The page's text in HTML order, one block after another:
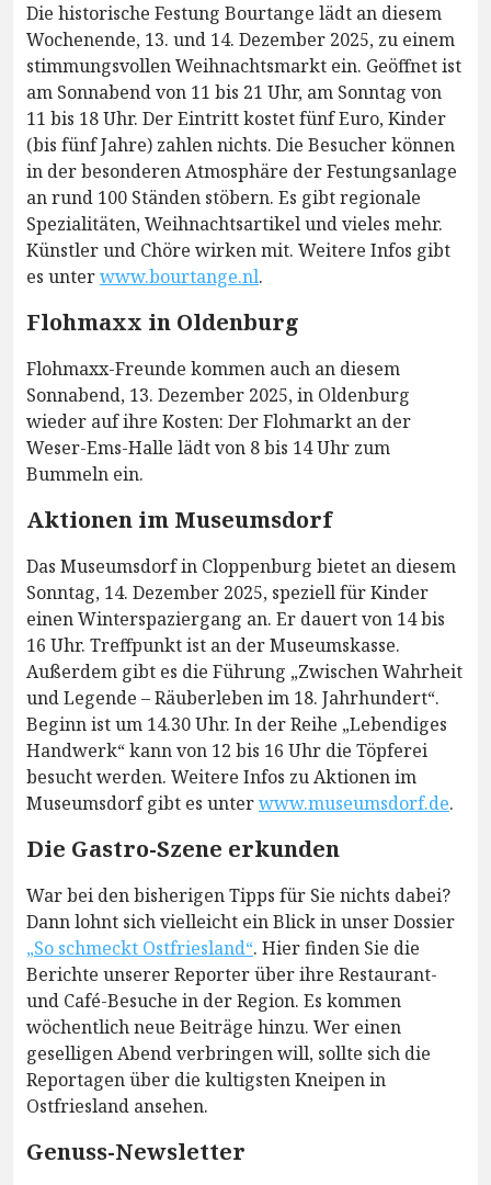
Die historische Festung Bourtange lädt an diesem
Wochenende, 13. und 14. Dezember 2025, zu einem
stimmungsvollen Weihnachtsmarkt ein. Geöffnet ist
am Sonnabend von 11 bis 21 Uhr, am Sonntag von
11 bis 18 Uhr. Der Eintritt kostet fünf Euro, Kinder
(bis fünf Jahre) zahlen nichts. Die Besucher können
in der besonderen Atmosphäre der Festungsanlage
an rund 100 Ständen stöbern. Es gibt regionale
Spezialitäten, Weihnachtsartikel und vieles mehr.
Künstler und Chöre wirken mit. Weitere Infos gibt
es unterwww.bourtange.nl.
Flohmaxx in Oldenburg
Flohmaxx-Freunde kommen auch an diesem
Sonnabend, 13. Dezember 2025, in Oldenburg
wieder auf ihre Kosten: Der Flohmarkt an der
Weser-Ems-Halle lädt von 8 bis 14 Uhr zum
Bummeln ein.
Aktionen im Museumsdorf
Das Museumsdorf in Cloppenburg bietet an diesem
Sonntag, 14. Dezember 2025, speziell für Kinder
einen Winterspaziergang an. Er dauert von 14 bis
16 Uhr. Treffpunkt ist an der Museumskasse.
Außerdem gibt es die Führung „Zwischen Wahrheit
und Legende – Räuberleben im 18. Jahrhundert“.
Beginn ist um 14.30 Uhr. In der Reihe „Lebendiges
Handwerk“ kann von 12 bis 16 Uhr die Töpferei
besucht werden. Weitere Infos zu Aktionen im
Museumsdorf gibt es unterwww.museumsdorf.de.
Die Gastro-Szene erkunden
War bei den bisherigen Tipps für Sie nichts dabei?
Dann lohnt sich vielleicht ein Blick in unser Dossier
„So schmeckt Ostfriesland“. Hier finden Sie die
Berichte unserer Reporter über ihre Restaurant-
und Café-Besuche in der Region. Es kommen
wöchentlich neue Beiträge hinzu. Wer einen
geselligen Abend verbringen will, sollte sich die
Reportagen über die kultigsten Kneipen in
Ostfriesland ansehen.
Genuss-Newsletter